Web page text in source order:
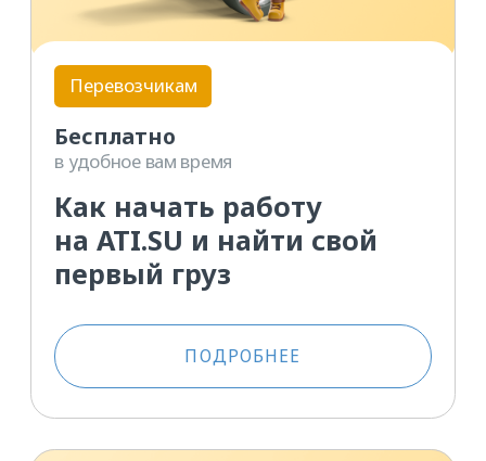
ПОДРОБНЕЕ
Как взять груз
и оформить перевозку
через ATI.SU
в удобное вам время
Перевозчикам